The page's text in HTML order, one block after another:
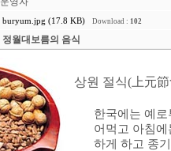
buryum.jpg (17.8 KB) Download : 102
정월대보름의 음식
상원 절식(上元
한국에는 예
어먹고 아침
하게 하고 종